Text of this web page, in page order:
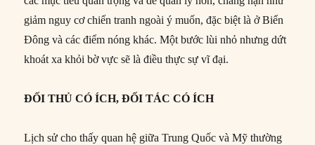
giảm nguy cơ chiến tranh ngoài ý muốn, đặc biệt là ở Biển
Đông và các điểm nóng khác. Một bước lùi nhỏ nhưng dứt
khoát xa khỏi bờ vực sẽ là điều thực sự vĩ đại.
ĐỐI THỦ CÓ ÍCH, ĐỐI TÁC CÓ ÍCH
Lịch sử cho thấy quan hệ giữa Trung Quốc và Mỹ thường